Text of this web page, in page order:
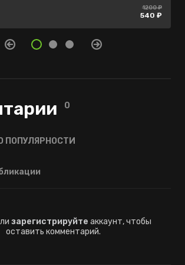
1200 ₽
540 ₽
нет в
продаже
650 ₽
455 ₽
0
ПОПУЛЯРНОСТИ
зарегистрируйте аккаунт, чтобы
оставить комментарий.